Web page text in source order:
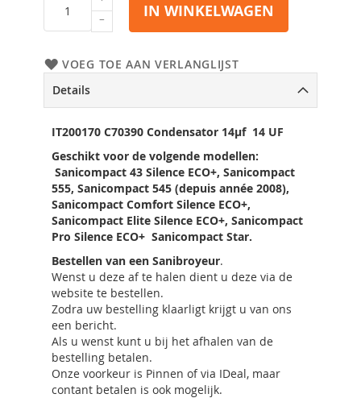
IN WINKELWAGEN
VOEG TOE AAN VERLANGLIJST
Details
IT200170 C70390 Condensator 14µf 14 UF
Geschikt voor de volgende modellen:
Sanicompact 43 Silence ECO+, Sanicompact
555, Sanicompact 545 (depuis année 2008),
Sanicompact Comfort Silence ECO+,
Sanicompact Elite Silence ECO+, Sanicompact
Pro Silence ECO+ Sanicompact Star.
Bestellen van een Sanibroyeur.
Wenst u deze af te halen dient u deze via de
website te bestellen.
Zodra uw bestelling klaarligt krijgt u van ons
een bericht.
Als u wenst kunt u bij het afhalen van de
bestelling betalen.
Onze voorkeur is Pinnen of via IDeal, maar
contant betalen is ook mogelijk.